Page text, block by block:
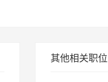
其他相关职位